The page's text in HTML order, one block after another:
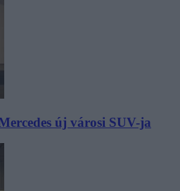
új városi SUV-ja